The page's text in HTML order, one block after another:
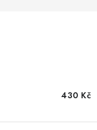
430 Kč